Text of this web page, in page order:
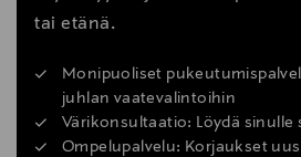
tai etänä.
Monipuoliset
juhlan vaatevalintoihin
Värikonsultaatio: Löydä sinulle
Ompelupalvelu: Korjaukset